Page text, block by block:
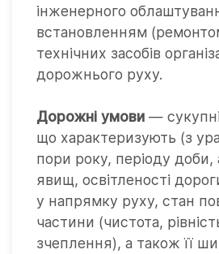
інженерного
встановленням
технічних засобів
дорожнього руху.
Дорожні умови —
що характеризують (з
пори року, періоду
явищ, освітленості
у напрямку руху, стан
частини (чистота,
зчеплення), а також її